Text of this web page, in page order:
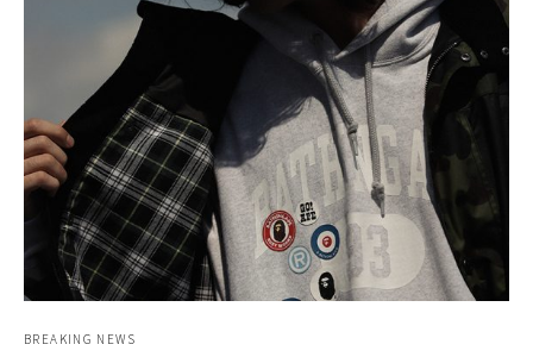
BREAKING NEWS